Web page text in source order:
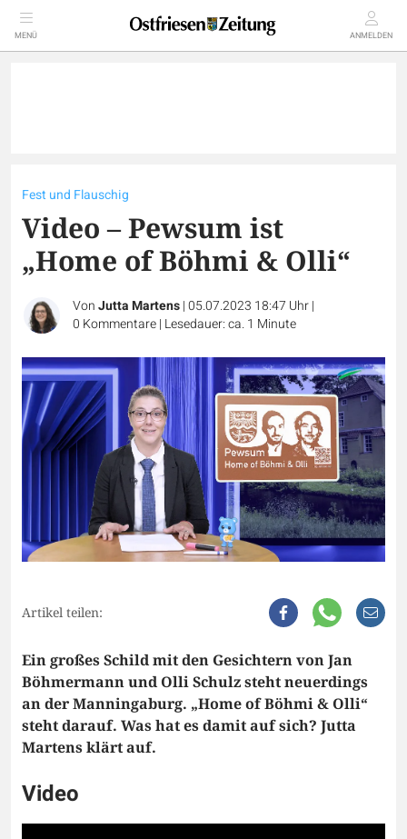
MENÜ ANMELDEN
Fest und Flauschig
Video – Pewsum ist
„Home of Böhmi & Olli“
VonJutta Martens|05.07.2023 18:47 Uhr|
0 Kommentare| Lesedauer: ca. 1 Minute
Artikel teilen:
Ein großes Schild mit den Gesichtern von Jan
Böhmermann und Olli Schulz steht neuerdings
an der Manningaburg. „Home of Böhmi & Olli“
steht darauf. Was hat es damit auf sich? Jutta
Martens klärt auf.
Video